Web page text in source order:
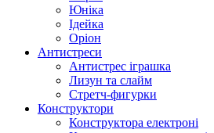
Юніка
Ідейка
Оріон
Антистреси
Антистрес іграшка
Лизун та слайм
Стретч-фигурки
Конструктори
Конструктора електроні